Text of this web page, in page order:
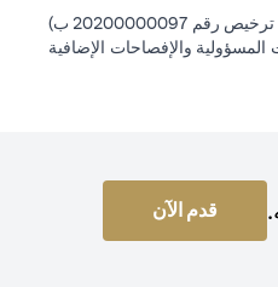
سيتي بنك إن إيه الإمارات العربية المتحدة مرخص من هيئة الأوراق المالية والسلع في الإمارات العربية المتحدة ("SCA") للقيام بالنشاط المالي لـ أ) الاستشارات المالية والتعريف والترويج بموجب ترخيص رقم 20200000097 ب)
ترخيص رقم 20200000240 د) الحفظ بموجب ترخيص رقم 602003. للحصول على إخلاءات المسؤولية والإفصاحات الإضافية
قدم الآن